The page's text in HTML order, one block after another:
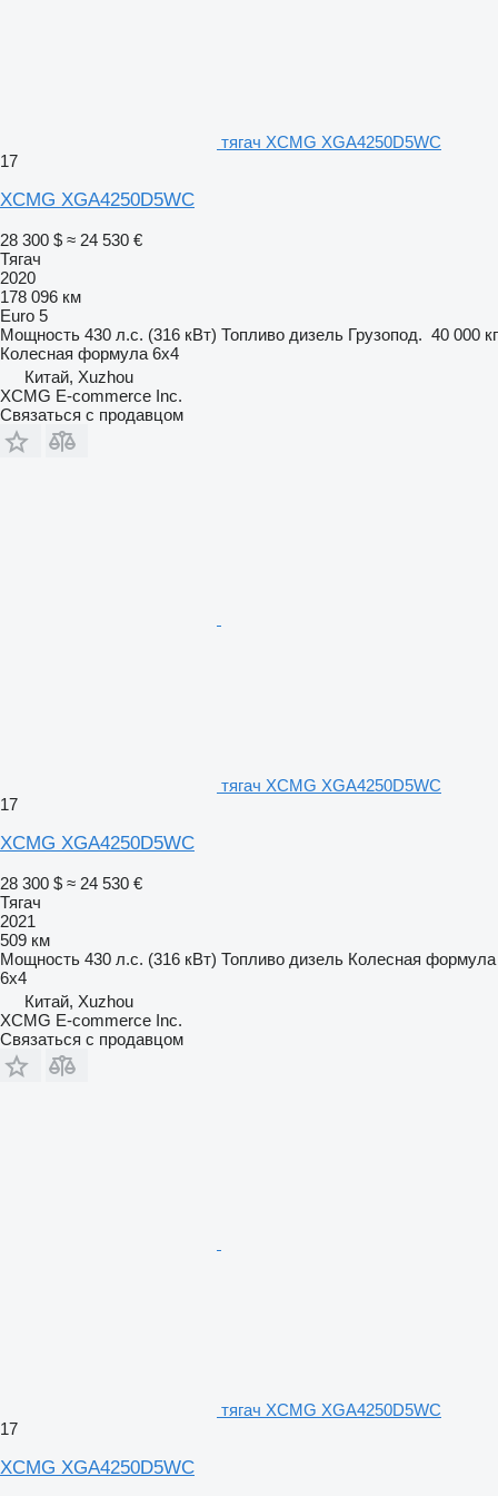
тягач XCMG XGA4250D5WC
17
XCMG XGA4250D5WC
28 300 $ ≈ 24 530 €
Тягач
2020
178 096 км
Euro 5
Мощность 430 л.с. (316 кВт) Топливо дизель Грузопод. 40 000 кг
Колесная формула 6x4
Китай, Xuzhou
XCMG E-commerce Inc.
Связаться с продавцом
тягач XCMG XGA4250D5WC
17
XCMG XGA4250D5WC
28 300 $ ≈ 24 530 €
Тягач
2021
509 км
Мощность 430 л.с. (316 кВт) Топливо дизель Колесная формула
6x4
Китай, Xuzhou
XCMG E-commerce Inc.
Связаться с продавцом
тягач XCMG XGA4250D5WC
17
XCMG XGA4250D5WC